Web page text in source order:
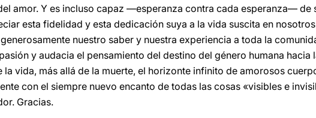
amor. Y es incluso capaz —esperanza contra cada esperanza— de
esta fidelidad y esta dedicación suya a la vida suscita en
nuestro saber y nuestra experiencia a toda la
y audacia el pensamiento del destino del género humana hacia
vida, más allá de la muerte, el horizonte infinito de amorosos
con el siempre nuevo encanto de todas las cosas «visibles e
Gracias.